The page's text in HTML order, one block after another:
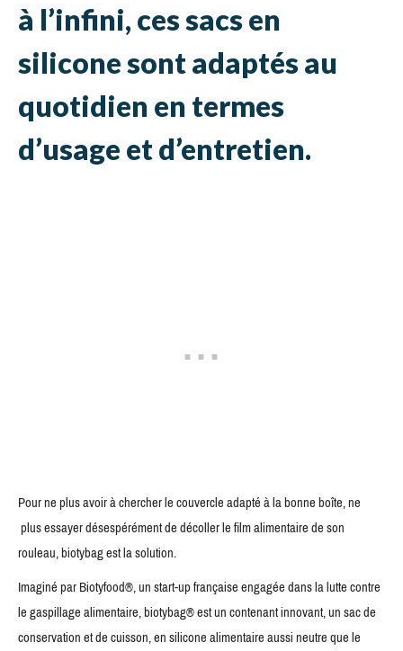
à l’infini, ces sacs en
silicone sont adaptés au
quotidien en termes
d’usage et d’entretien.
Pour ne plus avoir à chercher le couvercle adapté à la bonne boîte, ne
plus essayer désespérément de décoller le film alimentaire de son
rouleau, biotybag est la solution.
Imaginé par Biotyfood®, un start-up française engagée dans la lutte contre
le gaspillage alimentaire, biotybag® est un contenant innovant, un sac de
conservation et de cuisson, en silicone alimentaire aussi neutre que le